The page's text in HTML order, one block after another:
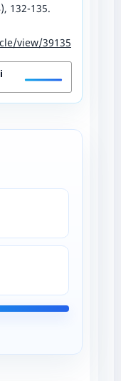
132-135.
view/39135